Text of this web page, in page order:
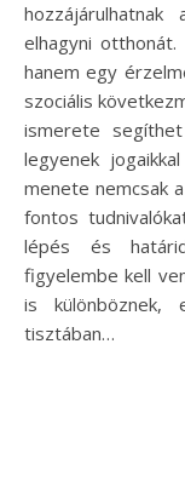
elhagyni
hanem egy
szociális
ismerete
legyenek
menete nemcsak
fontos
lépés és
figyelembe kell
is
tisztában…